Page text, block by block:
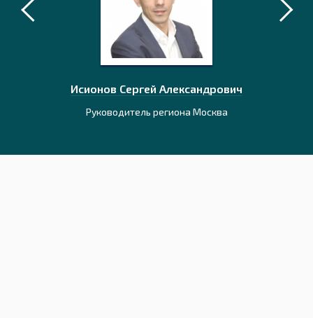
Исионов Сергей Александрович
Руководитель региона Москва